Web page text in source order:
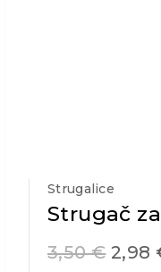
Strugalice
Strugač
3,50€ 2,98